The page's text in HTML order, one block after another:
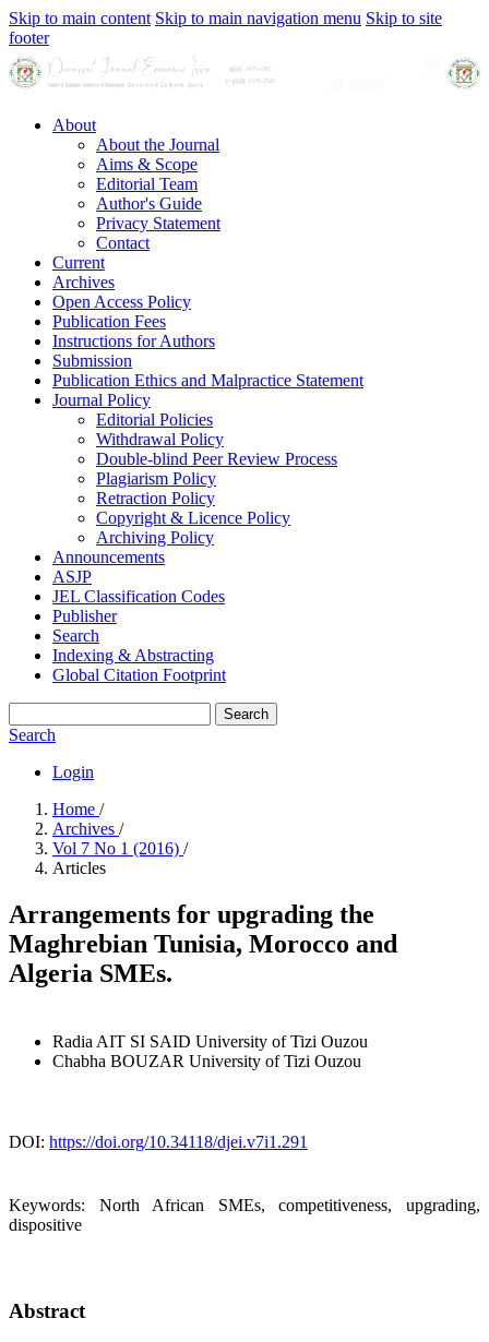
Skip to main content Skip to main navigation menu Skip to site
footer
About
About the Journal
Aims & Scope
Editorial Team
Author's Guide
Privacy Statement
Contact
Current
Archives
Open Access Policy
Publication Fees
Instructions for Authors
Submission
Publication Ethics and Malpractice Statement
Journal Policy
Editorial Policies
Withdrawal Policy
Double-blind Peer Review Process
Plagiarism Policy
Retraction Policy
Copyright & Licence Policy
Archiving Policy
Announcements
ASJP
JEL Classification Codes
Publisher
Search
Indexing & Abstracting
Global Citation Footprint
Search
Search
Login
Home /
Archives /
Vol 7 No 1 (2016) /
Articles
Arrangements for upgrading the
Maghrebian Tunisia, Morocco ‎and
Algeria SMEs.‎
Radia AIT SI SAID University of Tizi Ouzou
Chabha BOUZAR University of Tizi Ouzou
DOI: https://doi.org/10.34118/djei.v7i1.291
Keywords: North African SMEs, competitiveness, upgrading,
dispositive
Abstract